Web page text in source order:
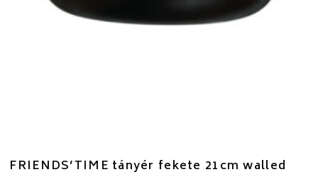
FRIENDS’TIME tányér fekete 21cm walled